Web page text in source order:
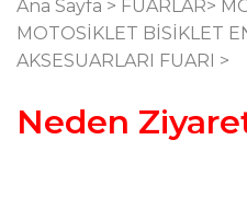
Ana Sayfa > FUARLAR>
MOTOSİKLET BİSİKLET
AKSESUARLARI FUARI >
Neden